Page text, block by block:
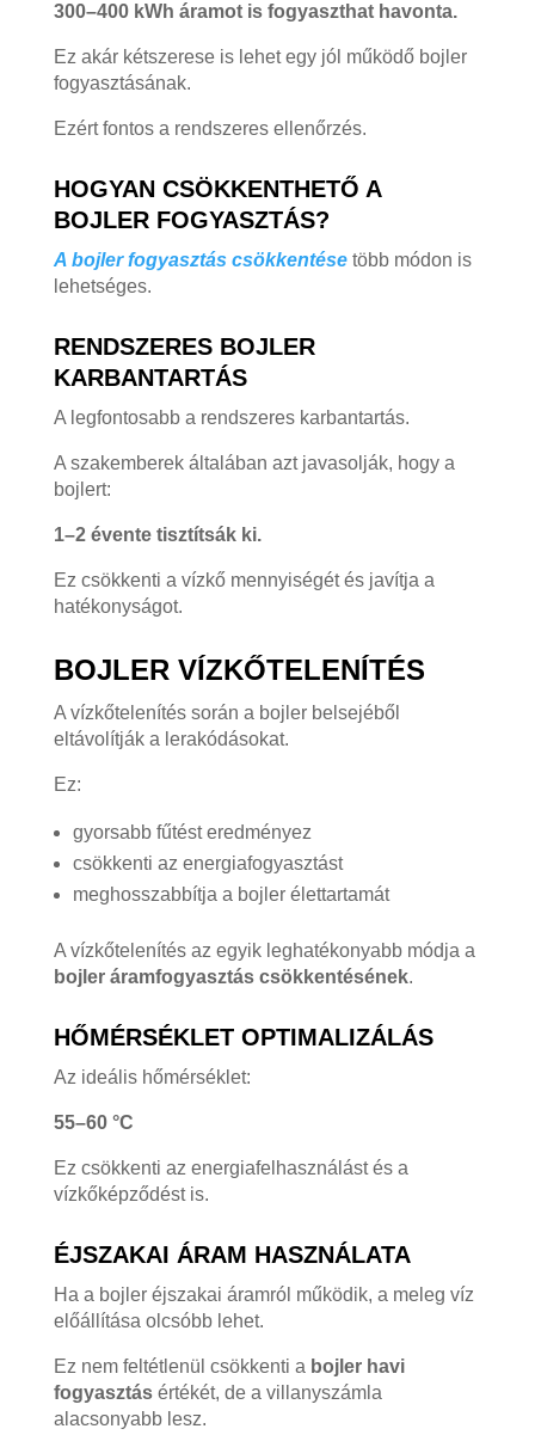
300–400 kWh áramot is fogyaszthat havonta.
Ez akár kétszerese is lehet egy jól működő bojler
fogyasztásának.
Ezért fontos a rendszeres ellenőrzés.
HOGYAN CSÖKKENTHETŐ A
BOJLER FOGYASZTÁS?
A bojler fogyasztás csökkentésetöbb módon is
lehetséges.
RENDSZERES BOJLER
KARBANTARTÁS
A legfontosabb a rendszeres karbantartás.
A szakemberek általában azt javasolják, hogy a
bojlert:
1–2 évente tisztítsák ki.
Ez csökkenti a vízkő mennyiségét és javítja a
hatékonyságot.
BOJLER VÍZKŐTELENÍTÉS
A vízkőtelenítés során a bojler belsejéből
eltávolítják a lerakódásokat.
Ez:
gyorsabb fűtést eredményez
csökkenti az energiafogyasztást
meghosszabbítja a bojler élettartamát
A vízkőtelenítés az egyik leghatékonyabb módja a
bojler áramfogyasztás csökkentésének.
HŐMÉRSÉKLET OPTIMALIZÁLÁS
Az ideális hőmérséklet:
55–60 °C
Ez csökkenti az energiafelhasználást és a
vízkőképződést is.
ÉJSZAKAI ÁRAM HASZNÁLATA
Ha a bojler éjszakai áramról működik, a meleg víz
előállítása olcsóbb lehet.
Ez nem feltétlenül csökkenti a bojler havi
fogyasztásértékét, de a villanyszámla
alacsonyabb lesz.